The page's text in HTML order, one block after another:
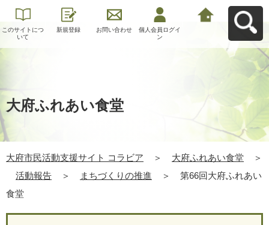
このサイトにつ
いて
新規登録 お問い合わせ
個人会員ログイ
ン
大府ふれあい食堂
大府市民活動支援サイト コラビア ＞ 大府ふれあい食堂
＞
活動報告
＞ まちづくりの推進 ＞
第66回大府ふれあい
食堂